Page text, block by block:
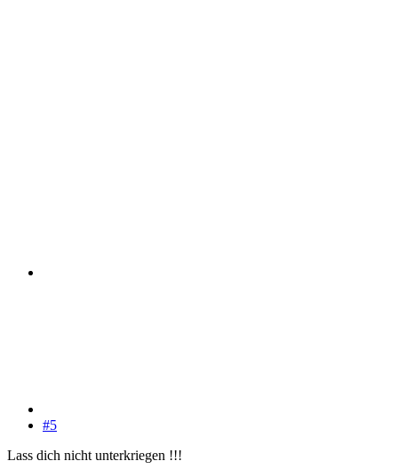
#5
Lass dich nicht unterkriegen !!!